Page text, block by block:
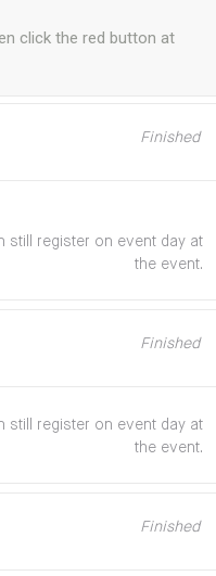
click the red button at
Finished
still register on event day at
the event.
Finished
still register on event day at
the event.
Finished